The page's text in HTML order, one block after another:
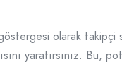
olarak takipçi
yaratırsınız. Bu,